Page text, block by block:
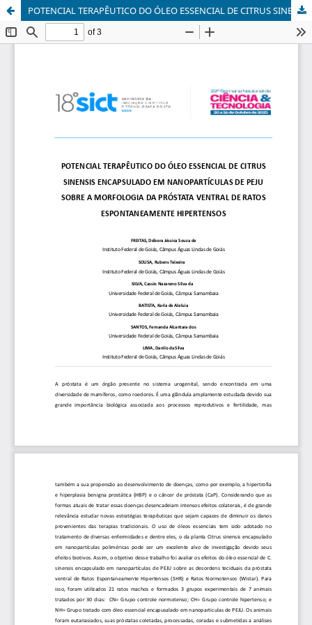
POTENCIAL TERAPÊUTICO DO ÓLEO ESSENCIAL DE CITRUS SINENSIS ENCAPSULADO EM NANOPARTÍCULAS DE PEJU SOBRE A MORFOLOGIA DA PRÓSTATA VENTRAL DE RATOS ESPONTANEAMENTE HIPERTENSOS